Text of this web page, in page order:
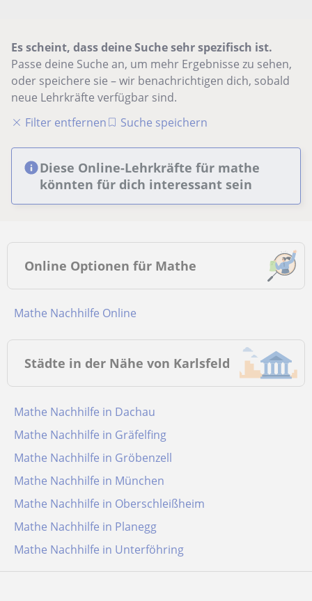
Es scheint, dass deine Suche sehr spezifisch ist.
Passe deine Suche an, um mehr Ergebnisse zu sehen,
oder speichere sie – wir benachrichtigen dich, sobald
neue Lehrkräfte verfügbar sind.
Filter entfernen
Suche speichern
Diese Online-Lehrkräfte für mathe
könnten für dich interessant sein
Online Optionen für Mathe
Mathe Nachhilfe Online
Städte in der Nähe von Karlsfeld
Mathe Nachhilfe in Dachau
Mathe Nachhilfe in Gräfelfing
Mathe Nachhilfe in Gröbenzell
Mathe Nachhilfe in München
Mathe Nachhilfe in Oberschleißheim
Mathe Nachhilfe in Planegg
Mathe Nachhilfe in Unterföhring